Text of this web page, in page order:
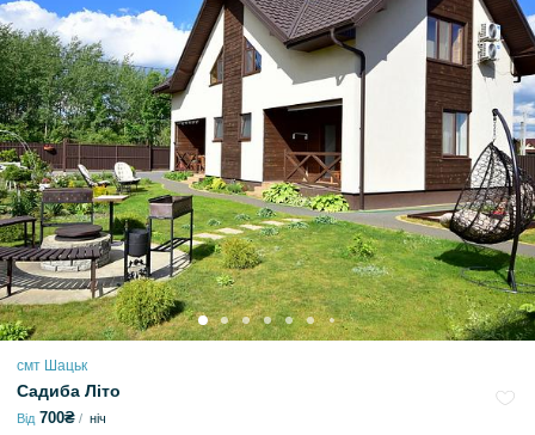
смт Шацьк
Садиба Літо
Від 700₴ ніч